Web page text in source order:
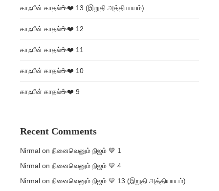
காஃபீன் காதல்☕❤️ 13 (இறுதி அத்தியாயம்)
காஃபீன் காதல்☕❤️ 12
காஃபீன் காதல்☕❤️ 11
காஃபீன் காதல்☕❤️ 10
காஃபீன் காதல்☕❤️ 9
Recent Comments
Nirmal on நினைவெனும் நிஜம் 💙 1
Nirmal on நினைவெனும் நிஜம் 💙 4
Nirmal on நினைவெனும் நிஜம் 💙 13 (இறுதி அத்தியாயம்)